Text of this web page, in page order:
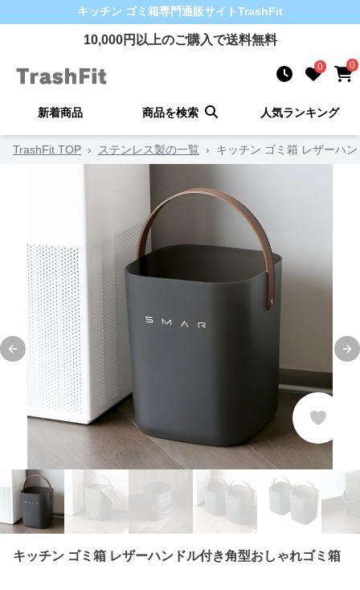
キッチン ゴミ箱専門通販サイトTrashFit
10,000円以上のご購入で送料無料
0 0
新着商品 商品を検索 人気ランキング
TrashFit TOP › ステンレス製の一覧 › キッチン ゴミ箱 レザーハ
Previous slide
キッチン ゴミ箱 レザーハンドル付き角型おしゃれゴミ箱